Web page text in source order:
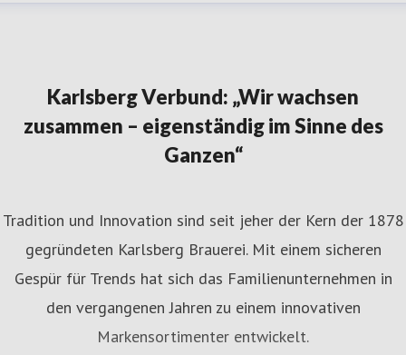
Karlsberg Verbund: „Wir wachsen
zusammen – eigenständig im Sinne des
Ganzen“
Tradition und Innovation sind seit jeher der Kern der 1878
gegründeten Karlsberg Brauerei. Mit einem sicheren
Gespür für Trends hat sich das Familienunternehmen in
den vergangenen Jahren zu einem innovativen
Markensortimenter entwickelt.